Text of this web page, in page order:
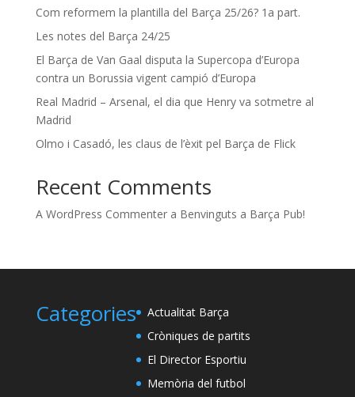
Com reformem la plantilla del Barça 25/26? 1a part.
Les notes del Barça 24/25
El Barça de Van Gaal disputa la Supercopa d’Europa
contra un Borussia vigent campió d’Europa
Real Madrid – Arsenal, el dia que Henry va sotmetre al
Madrid
Olmo i Casadó, les claus de l’èxit pel Barça de Flick
Recent Comments
A WordPress Commentera Benvinguts a Barça Pub!
Categories
Actualitat Barça
Cròniques de partits
El Director Esportiu
Memòria del futbol